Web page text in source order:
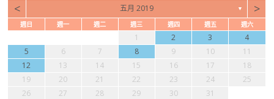
< 五月 2019 ▼ >
週日 週一 週二 週三 週四 週五 週六
1 2 3
4
5
6 7 8 9 10
11
12
13 14 15 16 17
18
19
20 21 22 23 24
25
26
27 28 29 30 31